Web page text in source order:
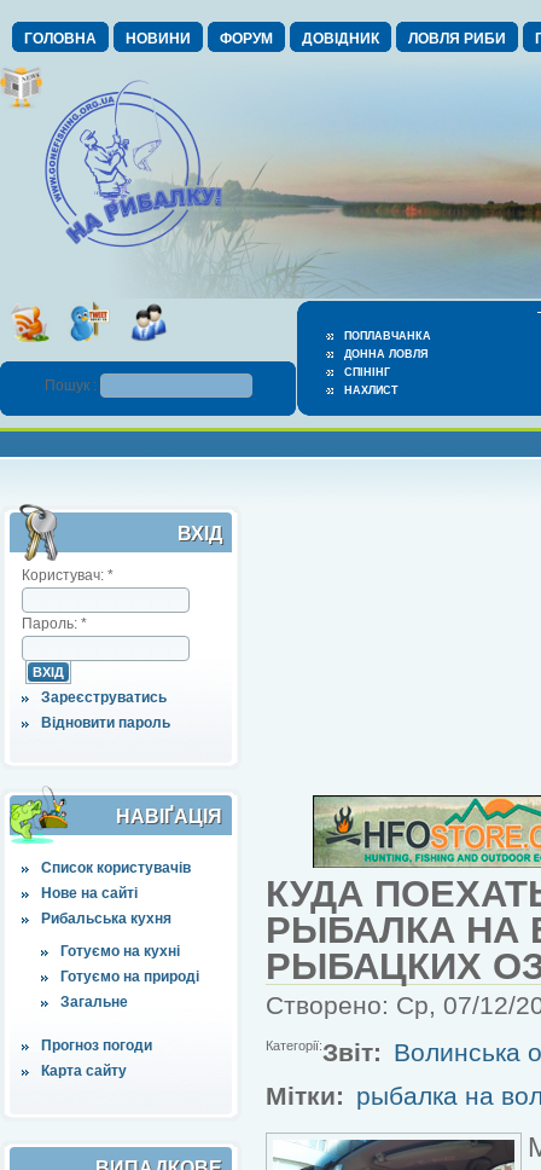
ГОЛОВНА НОВИНИ ФОРУМ ДОВІДНИК ЛОВЛЯ РИБИ
ПОПЛАВЧАНКА
ДОННА ЛОВЛЯ
СПІНІНГ
НАХЛИСТ
Пошук :
ВХІД
Користувач: *
Пароль: *
Зареєструватись
Відновити пароль
НАВІҐАЦІЯ
Список користувачів
Нове на сайті
Рибальська кухня
Готуємо на кухні
Готуємо на природі
Загальне
Прогноз погоди
Карта сайту
КУДА
РЫБАЛКА НА
РЫБАЦКИХ
Створено: Ср, 07/12/
Категорії:Звіт: Волинська
Мітки: рыбалка на